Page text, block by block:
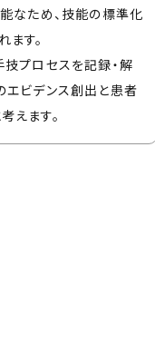
なため、技能の標準化
す。
プロセスを記録・解
エビデンス創出と患者
えます。